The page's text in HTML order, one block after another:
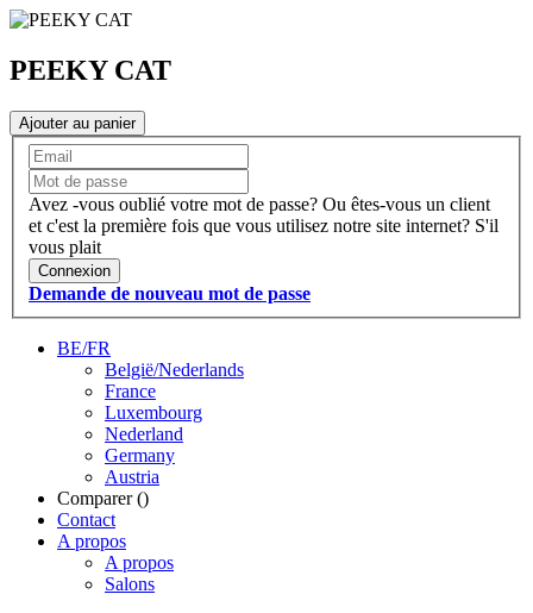
PEEKY CAT
Ajouter au panier
Avez -vous oublié votre mot de passe? Ou êtes-vous un client
et c'est la première fois que vous utilisez notre site internet? S'il
vous plait
Connexion
Demande de nouveau mot de passe
BE/FR
België/Nederlands
France
Luxembourg
Nederland
Germany
Austria
Comparer ()
Contact
A propos
A propos
Salons